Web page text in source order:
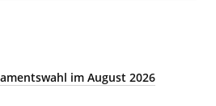
im August 2026